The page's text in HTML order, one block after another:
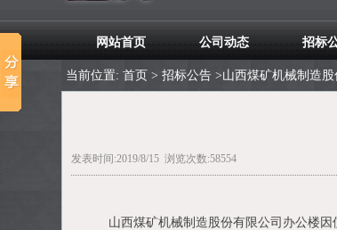
LOGO
网站首页 公司动态 招标
当前位置: 首页 > 招标公告>山西煤矿机械制造股
发表时间:2019/8/15 浏览次数:58554
山西煤矿机械制造股份有限公司办公楼